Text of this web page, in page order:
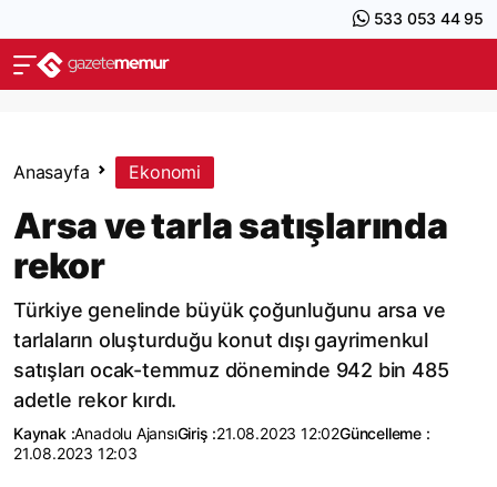
533 053 44 95
Anasayfa Ekonomi
Arsa ve tarla satışlarında
rekor
Türkiye genelinde büyük çoğunluğunu arsa ve
tarlaların oluşturduğu konut dışı gayrimenkul
satışları ocak-temmuz döneminde 942 bin 485
adetle rekor kırdı.
Kaynak :Anadolu AjansıGiriş :21.08.2023 12:02Güncelleme :
21.08.2023 12:03